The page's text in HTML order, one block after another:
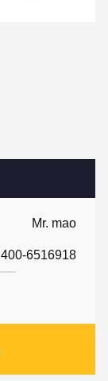
Mr. mao
400-6516918